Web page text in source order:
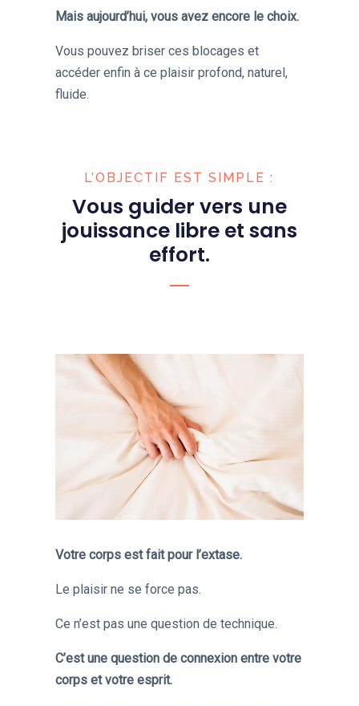
Mais aujourd’hui, vous avez encore le choix.
Vous pouvez briser ces blocages et
accéder enfin à ce plaisir profond, naturel,
fluide.
L’OBJECTIF EST SIMPLE :
Vous guider vers une
jouissance libre et sans
effort.
Votre corps est fait pour l’extase.
Le plaisir ne se force pas.
Ce n’est pas une question de technique.
C’est une question de connexion entre votre
corps et votre esprit.